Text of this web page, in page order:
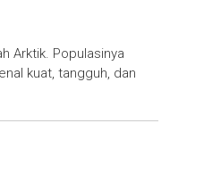
Arktik. Populasinya
kuat, tangguh, dan